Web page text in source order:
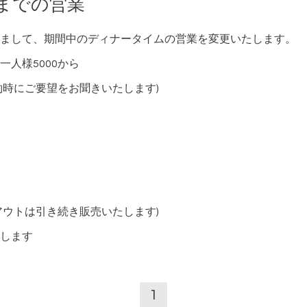
での営業
して、期間中のディナータイムの営業を変更いたします。
人様5000から
にご要望をお聞きいたします)
トは引き続き販売いたします)
ます
1